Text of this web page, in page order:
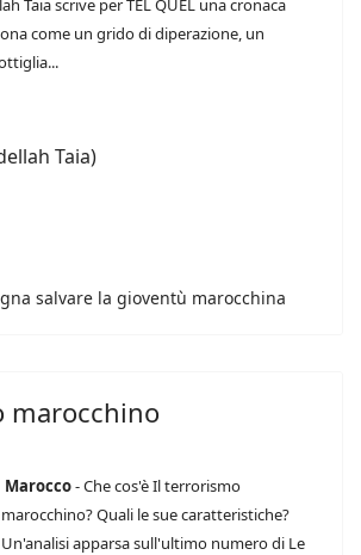
Taia scrive per TEL QUEL una cronaca
come un grido di diperazione, un
Taia)
salvare la gioventù marocchina
marocchino
Marocco- Che cos'è Il terrorismo
marocchino? Quali le sue caratteristiche?
Un'analisi apparsa sull'ultimo numero di Le